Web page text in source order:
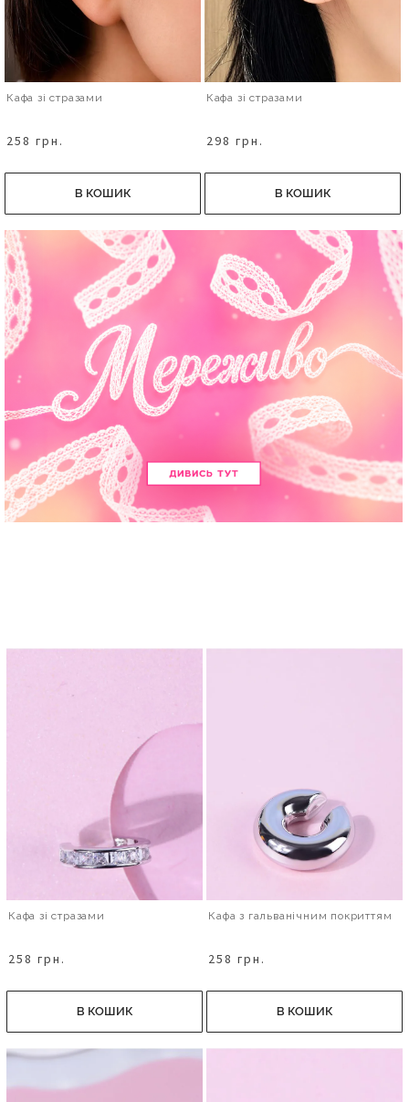
Кафа зі стразами
258 грн.
В КОШИК
Кафа зі стразами
298 грн.
В КОШИК
Кафа зі стразами
258 грн.
В КОШИК
Кафа з гальванічним покриттям
258 грн.
В КОШИК